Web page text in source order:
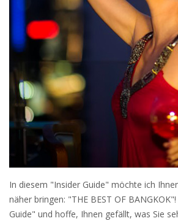
In diesem "Insider Guide" möchte ich
näher bringen: "THE BEST OF
Guide" und hoffe, Ihnen gefällt, was Sie